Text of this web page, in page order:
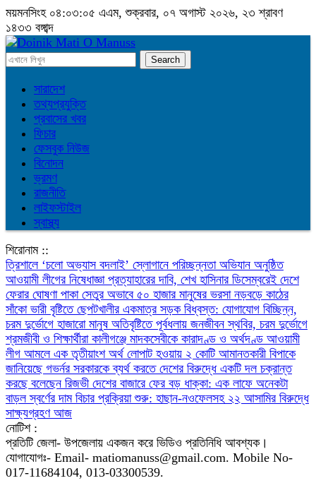
ময়মনসিংহ ০৪:০৩:০৬ এএম, শুক্রবার, ০৭ অগাস্ট ২০২৬, ২৩ শ্রাবণ
১৪৩৩ বঙ্গাব্দ
সারাদেশ
তথ্যপ্রযুক্তি
প্রবাসের খবর
ফিচার
ফেসবুক নিউজ
বিনোদন
ভ্রমণ
রাজনীতি
লাইফস্টাইল
স্বাস্থ্য
শিরোনাম ::
‎ত্রিশালে ‘চলো অভ্যাস বদলাই’ স্লোগানে পরিচ্ছন্নতা অভিযান অনুষ্ঠিত
আওয়ামী লীগের নিষেধাজ্ঞা প্রত্যাহারের দাবি, শেখ হাসিনার ডিসেম্বরেই দেশে
ফেরার ঘোষণা পাকা সেতুর অভাবে ৫০ হাজার মানুষের ভরসা নড়বড়ে কাঠের
সাঁকো ভারী বৃষ্টিতে ছেপটখালীর একমাত্র সড়ক বিধ্বস্ত: যোগাযোগ বিচ্ছিন্ন,
চরম দুর্ভোগে হাজারো মানুষ অতিবৃষ্টিতে পূর্বধলায় জনজীবন স্থবির, চরম দুর্ভোগে
শ্রমজীবী ও শিক্ষার্থীরা কালীগঞ্জে মাদকসেবীকে কারাদণ্ড ও অর্থদণ্ড আওয়ামী
লীগ আমলে এক তৃতীয়াংশ অর্থ লোপাট হওয়ায় ২ কোটি আমানতকারী বিপাকে
জানিয়েছে গভর্নর সরকারকে ব্যর্থ করতে দেশের বিরুদ্ধে একটি দল চক্রান্ত
করছে বলেছেন রিজভী দেশের বাজারে ফের বড় ধাক্কা: এক লাফে অনেকটা
বাড়ল স্বর্ণের দাম বিচার প্রক্রিয়া শুরু: হাছান-নওফেলসহ ২২ আসামির বিরুদ্ধে
সাক্ষ্যগ্রহণ আজ
নোটিশ :
প্রতিটি জেলা- উপজেলায় একজন করে ভিডিও প্রতিনিধি আবশ্যক।
যোগাযোগঃ- Email- matiomanuss@gmail.com. Mobile No-
017-11684104, 013-03300539.